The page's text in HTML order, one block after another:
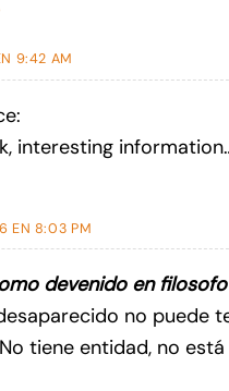
9:42 AM
interesting
EN 8:03 PM
devenido en
no puede
tiene entidad, no